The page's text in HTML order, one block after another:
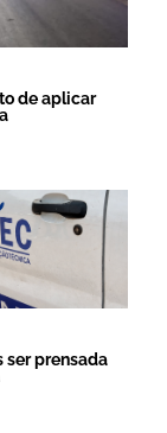
de aplicar
ser prensada